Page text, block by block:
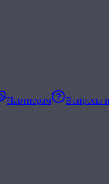
Партнерам Вопросы